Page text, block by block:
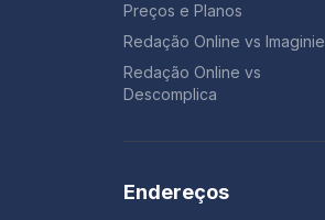
Preços e Planos
Redação Online vs Imaginie
Redação Online vs
Descomplica
Endereços